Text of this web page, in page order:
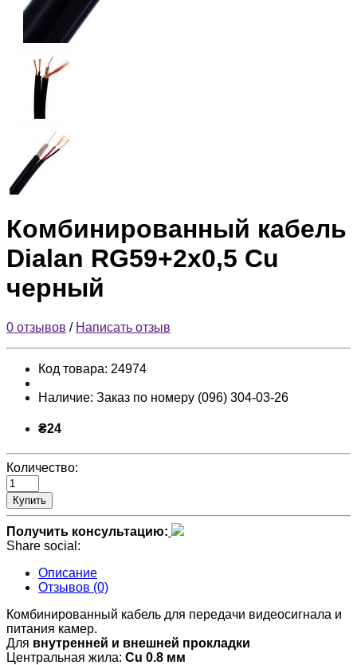
Комбинированный кабель
Dialan RG59+2х0,5 Cu
черный
0 отзывов / Написать отзыв
Код товара: 24974
Наличие: Заказ по номеру (096) 304-03-26
₴24
Количество:
Купить
Получить консультацию:
Share social:
Описание
Отзывов (0)
Комбинированный кабель для передачи видеосигнала и
питания камер.
Для внутренней и внешней прокладки
Центральная жила: Cu 0.8 мм